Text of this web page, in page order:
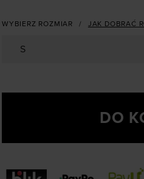
WYBIERZ ROZMIAR JAK DOBRAĆ
S
DO